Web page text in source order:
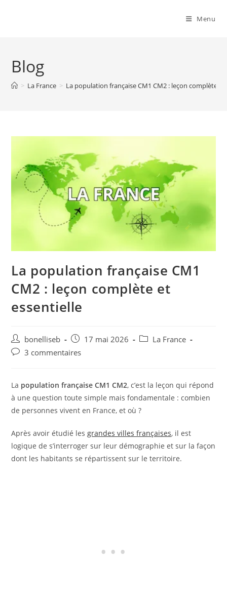
Menu
Blog
> La France > La population française CM1 CM2 : leçon complète et
La population française CM1
CM2 : leçon complète et
essentielle
bonelliseb 17 mai 2026
La France
3 commentaires
La population française CM1 CM2, c’est la leçon qui répond
à une question toute simple mais fondamentale : combien
de personnes vivent en France, et où ?
Après avoir étudié les grandes villes françaises, il est
logique de s’interroger sur leur démographie et sur la façon
dont les habitants se répartissent sur le territoire.